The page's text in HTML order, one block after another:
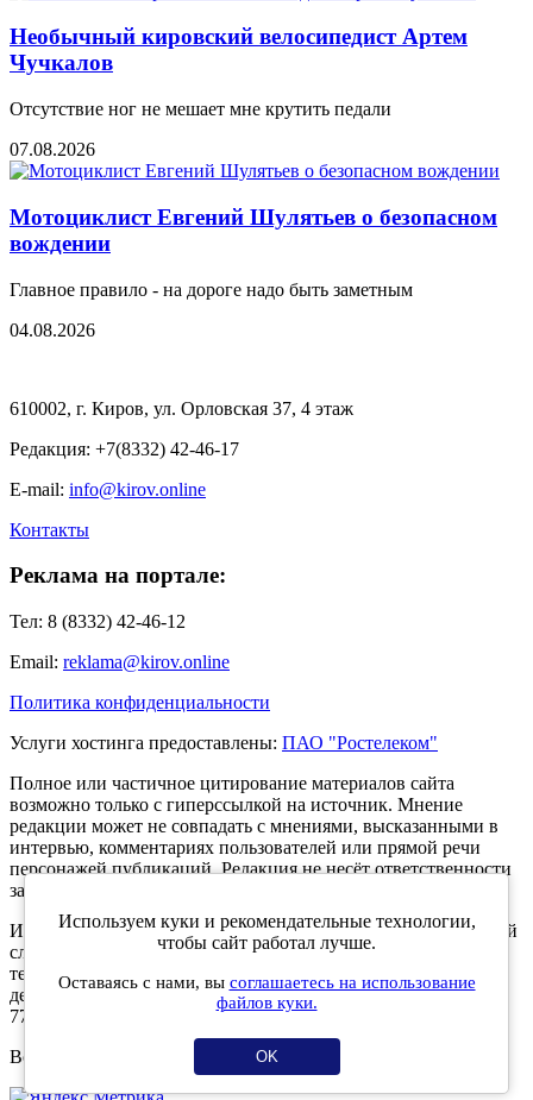
Необычный кировский велосипедист Артем
Чучкалов
Отсутствие ног не мешает мне крутить педали
07.08.2026
Мотоциклист Евгений Шулятьев о безопасном
вождении
Главное правило - на дороге надо быть заметным
04.08.2026
610002, г. Киров, ул. Орловская 37, 4 этаж
Редакция: +7(8332) 42-46-17
E-mail: info@kirov.online
Контакты
Реклама на портале:
Тел: 8 (8332) 42-46-12
Email: reklama@kirov.online
Политика конфиденциальности
Услуги хостинга предоставлены: ПАО "Ростелеком"
Полное или частичное цитирование материалов сайта
возможно только с гиперссылкой на источник. Мнение
редакции может не совпадать с мнениями, высказанными в
интервью, комментариях пользователей или прямой речи
персонажей публикаций. Редакция не несёт ответственности
за текст комментариев читателей.
Интернет-портал Kirov.online зарегистрирован в Федеральной
службе по надзору в сфере связи, информационных
технологий и массовых коммуникаций (Роскомнадзор) 5
декабря 2019 года. Регистрационный номер ЭЛ № ФС 77 -
77189.
Возрастное ограничение 12+
Используем куки и рекомендательные технологии,
чтобы сайт работал лучше.
Оставаясь с нами, вы соглашаетесь на использование
файлов куки.
OK